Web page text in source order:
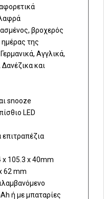
βροχερός
ημέρας της
Αγγλικά,
Δανέζικα και
snooze
LED
x 105.3 x 40mm
62 mm
ή με μπαταρίες